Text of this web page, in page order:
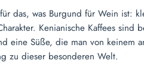
das, was Burgund für Wein ist:
Kenianische Kaffees sind
eine Süße, die man von keinem
zu dieser besonderen Welt.